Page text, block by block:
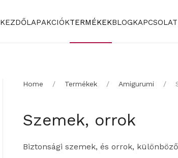
KEZDŐLAPAKCIÓKTERMÉKEKBLOGKAPCSOLAT
Home Termékek Amigurumi
Szemek, orrok
Biztonsági szemek, és orrok,